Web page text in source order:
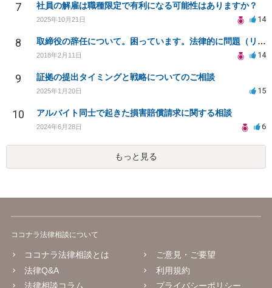
7 社員の解雇は職種限定で有利になる可能性はありますか？
2025年10月21日 14
8 取締役の辞任について。困っています。法律的に問題（リスク）がない辞任の仕方を教えてください。
2018年2月11日 14
9 証拠の提出タイミングと戦略についてのご相談
2025年1月20日 15
10 アルバイト同士で起きた損害賠償請求に関する相談
2024年6月28日 6
もっと見る
ココナラ法律相談について
ココナラ法律相談とは
法律Q&A
法律相談コラム
ご意見・ご要望
利用規約
プライバシーポリシー